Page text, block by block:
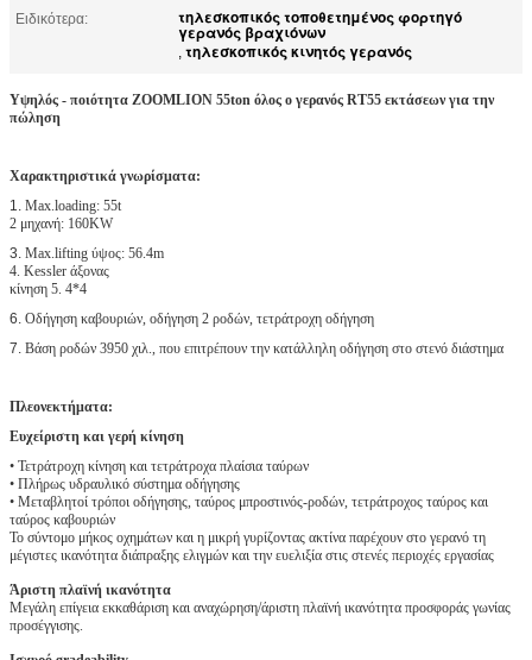
Ειδικότερα: τηλεσκοπικός τοποθετημένος φορτηγό
γερανός βραχιόνων
, τηλεσκοπικός κινητός γερανός
Υψηλός - ποιότητα ZOOMLION 55ton όλος ο γερανός RT55 εκτάσεων για την
πώληση
Χαρακτηριστικά γνωρίσματα:
1. Max.loading: 55t
2 μηχανή: 160KW
3. Max.lifting ύψος: 56.4m
4. Kessler άξονας
κίνηση 5. 4*4
6. Οδήγηση καβουριών, οδήγηση 2 ροδών, τετράτροχη οδήγηση
7. Βάση ροδών 3950 χιλ., που επιτρέπουν την κατάλληλη οδήγηση στο στενό διάστημα
Πλεονεκτήματα:
Ευχείριστη και γερή κίνηση
• Τετράτροχη κίνηση και τετράτροχα πλαίσια ταύρων
• Πλήρως υδραυλικό σύστημα οδήγησης
• Μεταβλητοί τρόποι οδήγησης, ταύρος μπροστινός-ροδών, τετράτροχος ταύρος και
ταύρος καβουριών
Το σύντομο μήκος οχημάτων και η μικρή γυρίζοντας ακτίνα παρέχουν στο γερανό τη
μέγιστες ικανότητα διάπραξης ελιγμών και την ευελιξία στις στενές περιοχές εργασίας
Άριστη πλαϊνή ικανότητα
Μεγάλη επίγεια εκκαθάριση και αναχώρηση/άριστη πλαϊνή ικανότητα προσφοράς γωνίας
προσέγγισης.